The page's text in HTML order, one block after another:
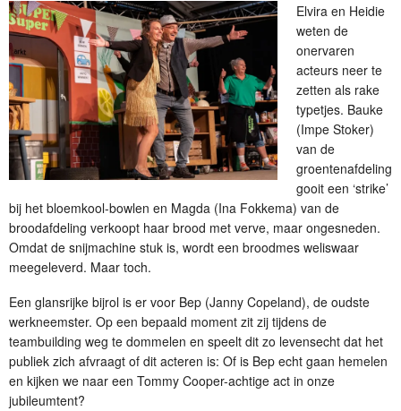
Elvira en Heidie
weten de
onervaren
acteurs neer te
zetten als rake
typetjes. Bauke
(Impe Stoker)
van de
groentenafdeling
gooit een ‘strike’
bij het bloemkool-bowlen en Magda (Ina Fokkema) van de
broodafdeling verkoopt haar brood met verve, maar ongesneden.
Omdat de snijmachine stuk is, wordt een broodmes weliswaar
meegeleverd. Maar toch.
Een glansrijke bijrol is er voor Bep (Janny Copeland), de oudste
werkneemster. Op een bepaald moment zit zij tijdens de
teambuilding weg te dommelen en speelt dit zo levensecht dat het
publiek zich afvraagt of dit acteren is: Of is Bep echt gaan hemelen
en kijken we naar een Tommy Cooper-achtige act in onze
jubileumtent?